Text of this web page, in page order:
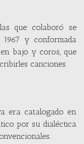
que colaboró se
y conformada
bajo y coros, que
canciones.
era catalogado en
por su dialéctica